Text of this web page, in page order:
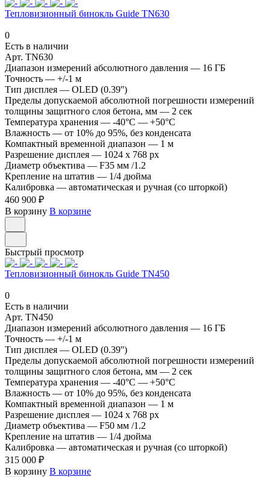
Тепловизионный бинокль Guide TN630
0
Есть в наличии
Арт. TN630
Диапазон измерений абсолютного давления — 16 ГБ
Точность — +/-1 м
Тип дисплея — OLED (0.39'')
Пределы допускаемой абсолютной погрешности измерений
толщины защитного слоя бетона, мм — 2 сек
Температура хранения — -40°C — +50°C
Влажность — от 10% до 95%, без конденсата
Компактный временной диапазон — 1 м
Разрешение дисплея — 1024 x 768 px
Диаметр объектива — F35 мм /1.2
Крепление на штатив — 1/4 дюйма
Калибровка — автоматическая и ручная (со шторкой)
460 900 ₽
В корзину В корзине
Быстрый просмотр
Тепловизионный бинокль Guide TN450
0
Есть в наличии
Арт. TN450
Диапазон измерений абсолютного давления — 16 ГБ
Точность — +/-1 м
Тип дисплея — OLED (0.39'')
Пределы допускаемой абсолютной погрешности измерений
толщины защитного слоя бетона, мм — 2 сек
Температура хранения — -40°C — +50°C
Влажность — от 10% до 95%, без конденсата
Компактный временной диапазон — 1 м
Разрешение дисплея — 1024 x 768 px
Диаметр объектива — F50 мм /1.2
Крепление на штатив — 1/4 дюйма
Калибровка — автоматическая и ручная (со шторкой)
315 000 ₽
В корзину В корзине